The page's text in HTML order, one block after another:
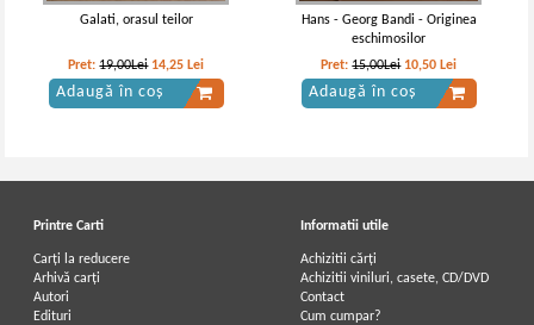
Galati, orasul teilor
Pret:19,00Lei 14,25 Lei
Adaugă în coș
Hans - Georg Bandi - Originea
eschimosilor
Pret:15,00Lei 10,50 Lei
Adaugă în coș
Printre Carti
Carți la reducere
Arhivă carți
Autori
Edituri
Informatii utile
Achizitii cărți
Achizitii viniluri, casete, CD/DVD
Contact
Cum cumpar?